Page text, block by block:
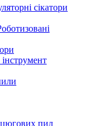
сікатори
пил